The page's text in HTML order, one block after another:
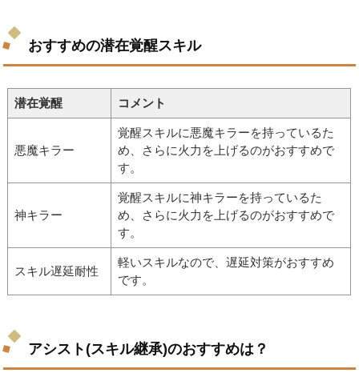
おすすめの潜在覚醒スキル
潜在覚醒 コメント
悪魔キラー
覚醒スキルに悪魔キラーを持っているた
め、さらに火力を上げるのがおすすめで
す。
神キラー
覚醒スキルに神キラーを持っているた
め、さらに火力を上げるのがおすすめで
す。
スキル遅延耐性
軽いスキルなので、遅延対策がおすすめ
です。
アシスト(スキル継承)のおすすめは？